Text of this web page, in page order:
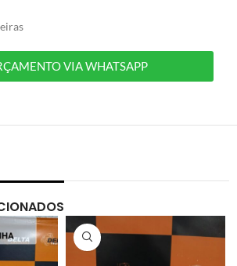
VIA WHATSAPP